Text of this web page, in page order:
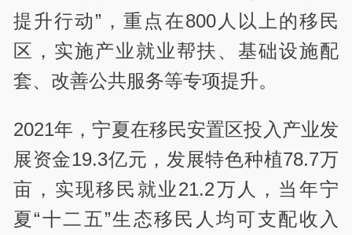
提升行动”，重点在800人以上的移民
区，实施产业就业帮扶、基础设施配
套、改善公共服务等专项提升。
2021年，宁夏在移民安置区投入产业发
展资金19.3亿元，发展特色种植78.7万
亩，实现移民就业21.2万人，当年宁
夏“十二五”生态移民人均可支配收入